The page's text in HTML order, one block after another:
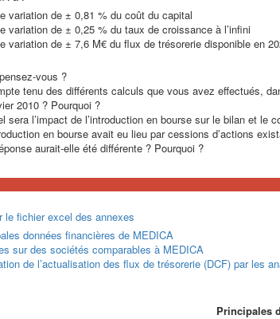
variation de ± 0,81 % du coût du capital
variation de ± 0,25 % du taux de croissance à l’infini
variation de ± 7,6 M€ du flux de trésorerie disponible en
vous ?
tenu des différents calculs que vous avez effectués,
2010 ? Pourquoi ?
sera l’impact de l’introduction en bourse sur le bilan et le
en bourse avait eu lieu par cessions d’actions
aurait-elle été différente ? Pourquoi ?
le fichier excel des annexes
données financières de MEDICA
sur des sociétés comparables à MEDICA
de l’actualisation des flux de trésorerie (DCF) par les
Principales